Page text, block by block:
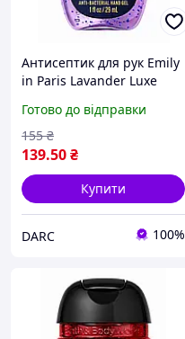
Антисептик для рук Emily
in Paris Lavander Luxe
мл
Готово до відправки
139.50₴
155 ₴
Купити
DARC 100%